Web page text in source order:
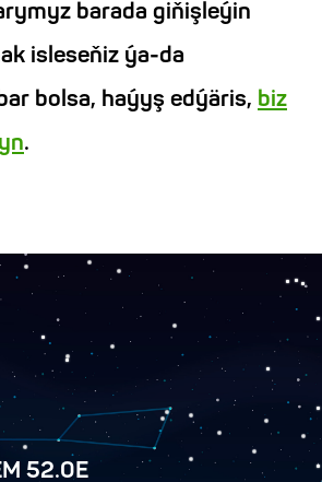
barada giňişleýin
isleseňiz ýa-da
bolsa, haýyş edýäris, biz
.
52.0E